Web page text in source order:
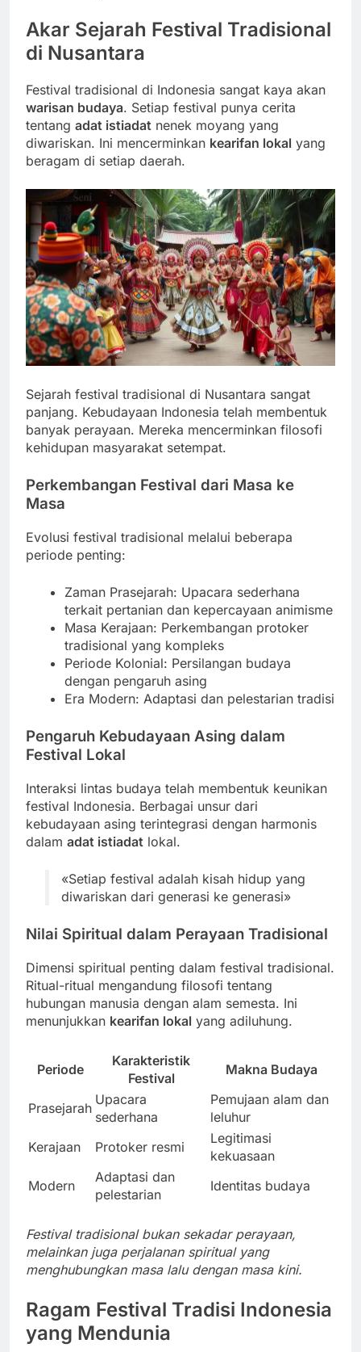
Akar Sejarah Festival Tradisional
di Nusantara
Festival tradisional di Indonesia sangat kaya akan
warisan budaya. Setiap festival punya cerita
tentang adat istiadat nenek moyang yang
diwariskan. Ini mencerminkan kearifan lokal yang
beragam di setiap daerah.
Sejarah festival tradisional di Nusantara sangat
panjang. Kebudayaan Indonesia telah membentuk
banyak perayaan. Mereka mencerminkan filosofi
kehidupan masyarakat setempat.
Perkembangan Festival dari Masa ke
Masa
Evolusi festival tradisional melalui beberapa
periode penting:
Zaman Prasejarah: Upacara sederhana
terkait pertanian dan kepercayaan animisme
Masa Kerajaan: Perkembangan protoker
tradisional yang kompleks
Periode Kolonial: Persilangan budaya
dengan pengaruh asing
Era Modern: Adaptasi dan pelestarian tradisi
Pengaruh Kebudayaan Asing dalam
Festival Lokal
Interaksi lintas budaya telah membentuk keunikan
festival Indonesia. Berbagai unsur dari
kebudayaan asing terintegrasi dengan harmonis
dalam adat istiadat lokal.
«Setiap festival adalah kisah hidup yang
diwariskan dari generasi ke generasi»
Nilai Spiritual dalam Perayaan Tradisional
Dimensi spiritual penting dalam festival tradisional.
Ritual-ritual mengandung filosofi tentang
hubungan manusia dengan alam semesta. Ini
menunjukkan kearifan lokal yang adiluhung.
Periode
Karakteristik
Festival
Makna Budaya
Prasejarah
Upacara
sederhana
Pemujaan alam dan
leluhur
Kerajaan
Protoker resmi
Legitimasi
kekuasaan
Modern
Adaptasi dan
pelestarian
Identitas budaya
Festival tradisional bukan sekadar perayaan,
melainkan juga perjalanan spiritual yang
menghubungkan masa lalu dengan masa kini.
Ragam Festival Tradisi Indonesia
yang Mendunia